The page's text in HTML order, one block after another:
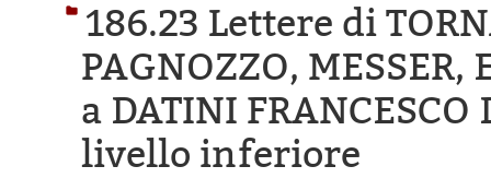
186.23 Lettere di
PAGNOZZO, MESSER,
a DATINI
livello inferiore